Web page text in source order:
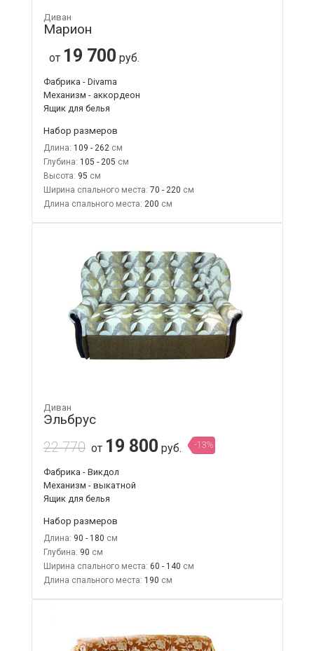
Диван
Марион
от 19 700 руб.
Фабрика - Divama
Механизм - аккордеон
Ящик для белья
Набор размеров
Длина: 109 - 262
Глубина: 105 - 205
Высота: 95
Ширина спального места: 70 - 220
Длина спального места: 200
Диван
Эльбрус
22 770 от 19 800 руб. -13%
Фабрика - Викдол
Механизм - выкатной
Ящик для белья
Набор размеров
Длина: 90 - 180
Глубина: 90
Ширина спального места: 60 - 140
Длина спального места: 190